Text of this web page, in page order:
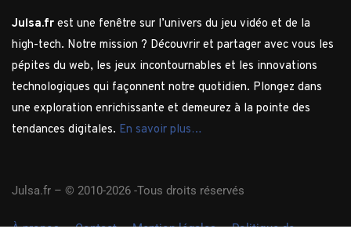
Julsa.fr est une fenêtre sur l’univers du jeu vidéo et de la
high-tech. Notre mission ? Découvrir et partager avec vous les
pépites du web, les jeux incontournables et les innovations
technologiques qui façonnent notre quotidien. Plongez dans
une exploration enrichissante et demeurez à la pointe des
tendances digitales. En savoir plus…
Julsa.fr – © 2010-2026 -Tous droits réservés
À propos Contact Mention légales
Politique de